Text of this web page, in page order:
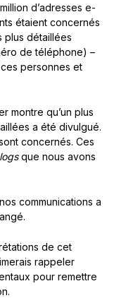
d’adresses e-
étaient concernés
plus détaillées
de téléphone) –
personnes et
montre qu’un plus
a été divulgué.
concernés. Ces
logsque nous avons
communications a
de cet
rappeler
pour remettre